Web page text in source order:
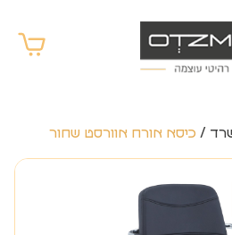
/ כיסא אורח אוורסט שחור